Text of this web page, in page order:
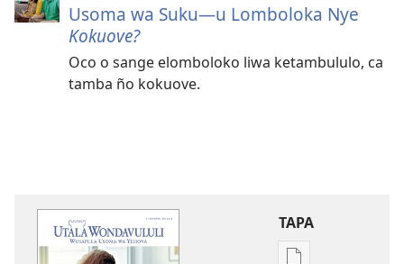
Usoma wa Suku—u Lomboloka Nye
Kokuove?
Oco o sange elomboloko liwa ketambululo, ca
tamba ño kokuove.
TAPA